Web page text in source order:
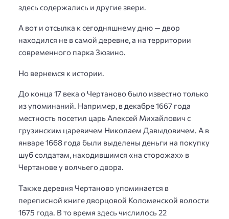
здесь содержались и другие звери.
А вот и отсылка к сегодняшнему дню — двор
находился не в самой деревне, а на территории
современного парка Зюзино.
Но вернемся к истории.
До конца 17 века о Чертаново было известно только
из упоминаний. Например, в декабре 1667 года
местность посетил царь Алексей Михайлович с
грузинским царевичем Николаем Давыдовичем. А в
январе 1668 года были выделены деньги на покупку
шуб солдатам, находившимся «на сторожах» в
Чертанове у волчьего двора.
Также деревня Чертаново упоминается в
переписной книге дворцовой Коломенской волости
1675 года. В то время здесь числилось 22